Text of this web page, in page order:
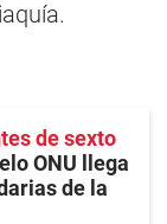
de sexto
ONU llega
de la